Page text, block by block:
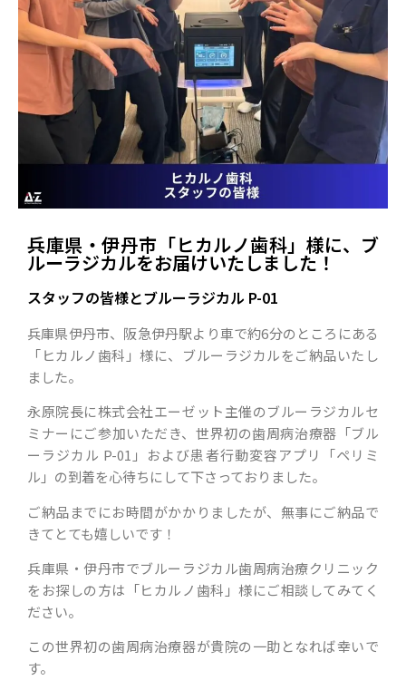
兵庫県・伊丹市「ヒカルノ歯科」様に、ブ
ルーラジカルをお届けいたしました！
スタッフの皆様とブルーラジカル P-01
兵庫県伊丹市、阪急伊丹駅より車で約6分のところにある
「ヒカルノ歯科」様に、ブルーラジカルをご納品いたし
ました。
永原院長に株式会社エーゼット主催のブルーラジカルセ
ミナーにご参加いただき、世界初の歯周病治療器「ブル
ーラジカル P-01」および患者行動変容アプリ「ペリミ
ル」の到着を心待ちにして下さっておりました。
ご納品までにお時間がかかりましたが、無事にご納品で
きてとても嬉しいです！
兵庫県・伊丹市でブルーラジカル歯周病治療クリニック
をお探しの方は「ヒカルノ歯科」様にご相談してみてく
ださい。
この世界初の歯周病治療器が貴院の一助となれば幸いで
す。